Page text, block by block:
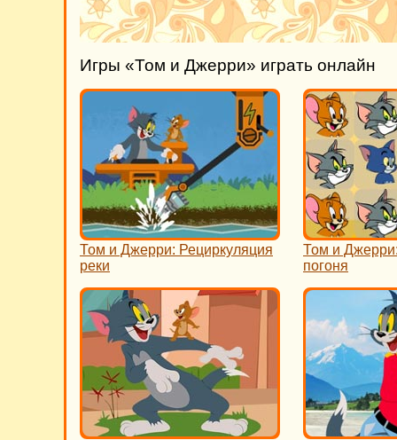
Игры «Том и Джерри» играть онлайн
Том и Джерри: Рециркуляция
реки
Том и
погоня